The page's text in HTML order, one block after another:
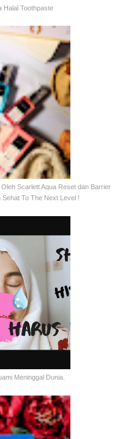
Halal Toothpaste
Scarlett Aqua Reset dan Barrier
To The Next Level !
Meninggal Dunia.